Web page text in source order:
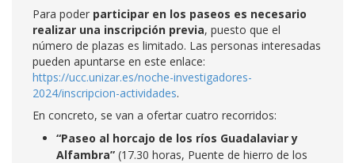
Para poder participar en los paseos es necesario
realizar una inscripción previa, puesto que el
número de plazas es limitado. Las personas interesadas
pueden apuntarse en este enlace:
https://ucc.unizar.es/noche-investigadores-
2024/inscripcion-actividades.
En concreto, se van a ofertar cuatro recorridos:
“Paseo al horcajo de los ríos Guadalaviar y
Alfambra” (17.30 horas, Puente de hierro de los